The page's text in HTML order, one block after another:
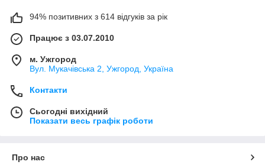
94% позитивних з 614 відгуків за рік
Працює з 03.07.2010
м. Ужгород
Вул. Мукачівська 2, Ужгород, Україна
Контакти
Сьогодні вихідний
Показати весь графік роботи
Про нас